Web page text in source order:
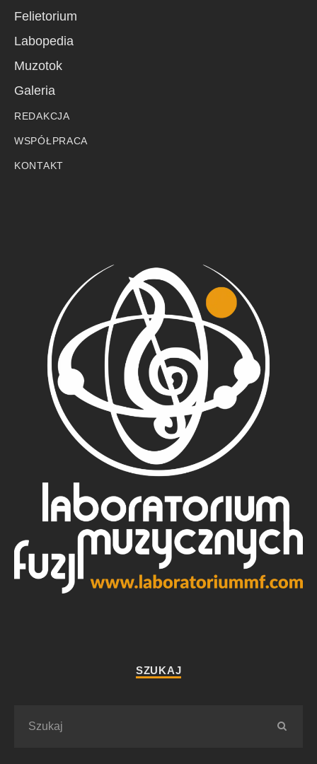
Felietorium
Labopedia
Muzotok
Galeria
REDAKCJA
WSPÓŁPRACA
KONTAKT
SZUKAJ